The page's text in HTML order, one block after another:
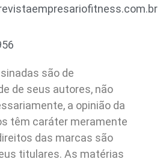
são de
de seus autores, não
a opinião da
têm caráter meramente
das marcas são
titulares. As matérias